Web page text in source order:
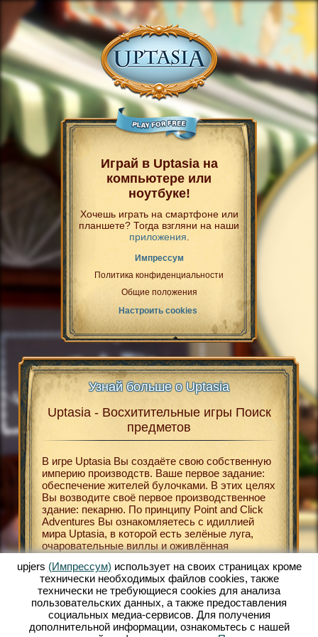
Играй в Uptasia на
компьютере или
ноутбуке!
Хочешь играть на смартфоне или
планшете? Тогда взгляни на наши
приложения
Импрессум
Политика конфиденциальности
Общие положения
Настроить cookies
Узнай больше о Uptasia
Uptasia - Восхитительные игры Поиск
предметов
В игре Uptasia Вы создаёте свою собственную
империю производств. Ваше первое задание:
обеспечение жителей булочками. В этих целях
Вы возводите своё первое производственное
здание: пекарню. По принципу Point and Click
Adventures Вы ознакомляетесь с идиллией
мира Uptasia, в которой есть зелёные луга,
очаровательные виллы и оживлённая
окунуться в мир XIX века. В хорошо
оформленном сеттинге Вы строите свою
собственную экономическую империю. Особую
роль при этом играет игра Поиск предметов.
Таким образом в своей вилле Вы можете
активировать расширения для своих фабрик и
играм.
и
Вы, к
Вам
upjers (Импрессум) использует на своих страницах кроме
технически необходимых файлов сookies, также
технически не требующиеся cookies для анализа
пользовательских данных, а также предоставления
социальных медиа-сервисов. Для получения
дополнительной информации, ознакомьтесь с нашей